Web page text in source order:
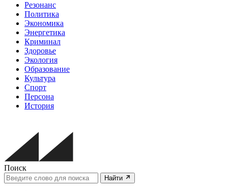
Резонанс
Политика
Экономика
Энергетика
Криминал
Здоровье
Экология
Образование
Культура
Спорт
Персона
История
Поиск
Найти